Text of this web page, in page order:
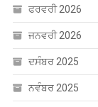
ਫਰਵਰੀ 2026
ਜਨਵਰੀ 2026
ਦਸੰਬਰ 2025
ਨਵੰਬਰ 2025